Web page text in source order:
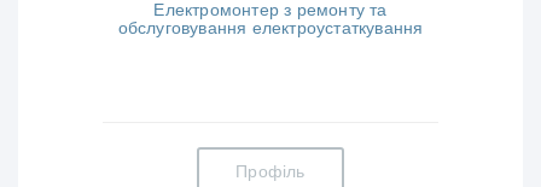
Електромонтер з ремонту та
обслуговування електроустаткування
Профіль